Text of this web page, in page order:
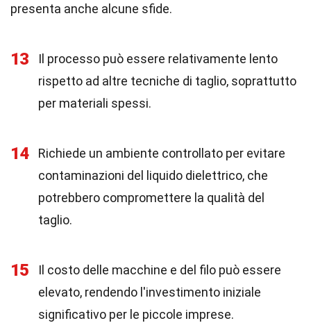
presenta anche alcune sfide.
13
Il processo può essere relativamente lento
rispetto ad altre tecniche di taglio, soprattutto
per materiali spessi.
14
Richiede un ambiente controllato per evitare
contaminazioni del liquido dielettrico, che
potrebbero compromettere la qualità del
taglio.
15
Il costo delle macchine e del filo può essere
elevato, rendendo l'investimento iniziale
significativo per le piccole imprese.